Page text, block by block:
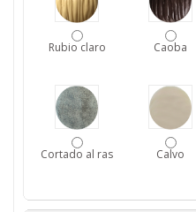
Rubio claro Caoba
Cortado al ras Calvo